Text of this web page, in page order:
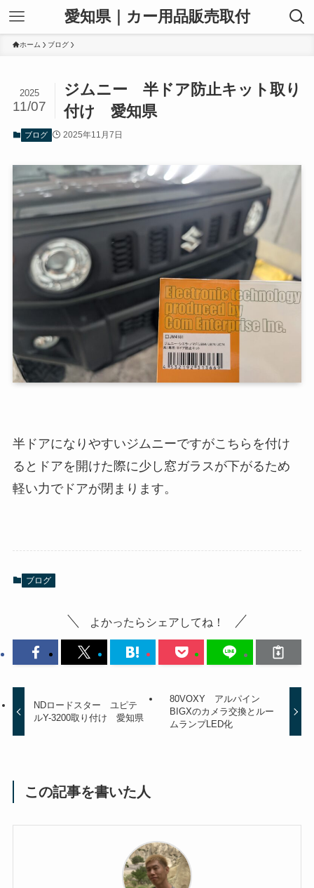
愛知県｜カー用品販売取付
ホーム ブログ
ジムニー 半ドア防止キット取り
付け 愛知県
2025
11/07
ブログ 2025年11月7日
半ドアになりやすいジムニーですがこちらを付け
るとドアを開けた際に少し窓ガラスが下がるため
軽い力でドアが閉まります。
ブログ
よかったらシェアしてね！
NDロードスター ユピテ
ルY-3200取り付け 愛知県
80VOXY アルパイン
BIGXのカメラ交換とルー
ムランプLED化
この記事を書いた人